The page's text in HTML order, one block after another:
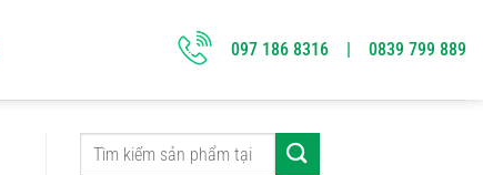
097 186 8316 | 0839 799 889